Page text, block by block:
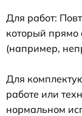
Для работ:
который прямо
(например,
Для
работе или
нормальном